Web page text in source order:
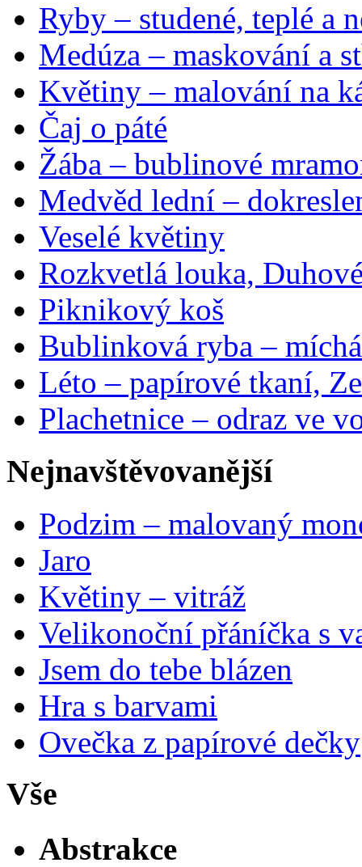
Ryby – studené, teplé a
Medúza – maskování a
Květiny – malování na
Čaj o páté
Žába – bublinové
Medvěd lední –
Veselé květiny
Rozkvetlá louka,
Piknikový koš
Bublinková ryba –
Léto – papírové tkaní,
Plachetnice – odraz ve
Nejnavštěvovanější
Podzim – malovaný
Jaro
Květiny – vitráž
Velikonoční přáníčka s
Jsem do tebe blázen
Hra s barvami
Ovečka z papírové dečky
Vše
Abstrakce